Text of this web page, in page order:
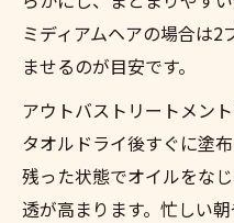
ミディアムヘアの場合は2
ませるのが目安です。
アウトバストリートメン
タオルドライ後すぐに塗
残った状態でオイルをな
透が高まります。忙しい